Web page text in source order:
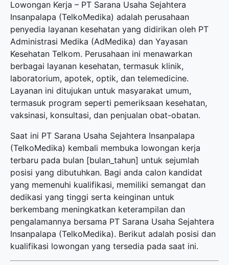
Lowongan Kerja – PT Sarana Usaha Sejahtera
Insanpalapa (TelkoMedika) adalah perusahaan
penyedia layanan kesehatan yang didirikan oleh PT
Administrasi Medika (AdMedika) dan Yayasan
Kesehatan Telkom. Perusahaan ini menawarkan
berbagai layanan kesehatan, termasuk klinik,
laboratorium, apotek, optik, dan telemedicine.
Layanan ini ditujukan untuk masyarakat umum,
termasuk program seperti pemeriksaan kesehatan,
vaksinasi, konsultasi, dan penjualan obat-obatan.
Saat ini PT Sarana Usaha Sejahtera Insanpalapa
(TelkoMedika) kembali membuka lowongan kerja
terbaru pada bulan [bulan_tahun] untuk sejumlah
posisi yang dibutuhkan. Bagi anda calon kandidat
yang memenuhi kualifikasi, memiliki semangat dan
dedikasi yang tinggi serta keinginan untuk
berkembang meningkatkan keterampilan dan
pengalamannya bersama PT Sarana Usaha Sejahtera
Insanpalapa (TelkoMedika). Berikut adalah posisi dan
kualifikasi lowongan yang tersedia pada saat ini.